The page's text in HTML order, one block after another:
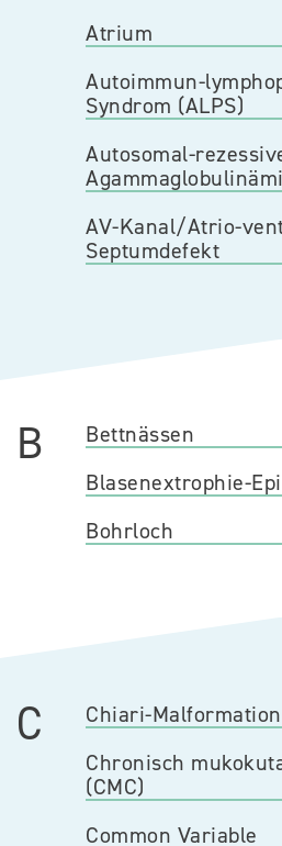
Atrium
Autoimmun-
Syndrom (ALPS)
Autosomal-
AV-Kanal/Atrio-
Septumdefekt
B
Bettnässen
Blasenextrophie-
Bohrloch
C
Chiari-Malformation
Chronisch
(CMC)
Common Variable